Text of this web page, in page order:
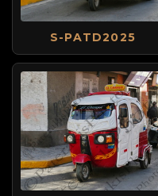
S-PATD2025